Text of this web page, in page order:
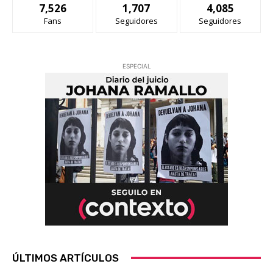
7,526
Fans
1,707
Seguidores
4,085
Seguidores
ESPECIAL
ÚLTIMOS ARTÍCULOS